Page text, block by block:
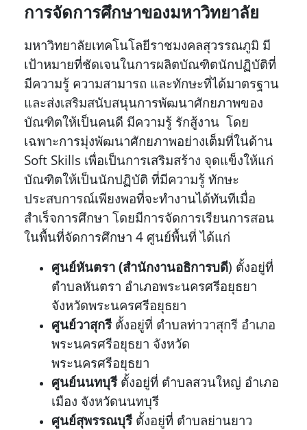
การจัดการศึกษาของมหาวิทยาลัย
มหาวิทยาลัยเทคโนโลยีราชมงคลสุวรรณภูมิ มี
เป้าหมายที่ชัดเจนในการผลิตบัณฑิตนักปฏิบัติที่
มีความรู้ ความสามารถ และทักษะที่ได้มาตรฐาน
และส่งเสริมสนับสนุนการพัฒนาศักยภาพของ
บัณฑิตให้เป็นคนดี มีความรู้ รักสู้งาน โดย
เฉพาะการมุ่งพัฒนาศักยภาพอย่างเต็มที่ในด้าน
Soft Skills เพื่อเป็นการเสริมสร้าง จุดแข็งให้แก่
บัณฑิตให้เป็นนักปฏิบัติ ที่มีความรู้ ทักษะ
ประสบการณ์เพียงพอที่จะทำงานได้ทันทีเมื่อ
สำเร็จการศึกษา โดยมีการจัดการเรียนการสอน
ในพื้นที่จัดการศึกษา 4 ศูนย์พื้นที่ ได้แก่
ศูนย์หันตรา (สำนักงานอธิการบดี) ตั้งอยู่ที่
ตำบลหันตรา อำเภอพระนครศรีอยุธยา
จังหวัดพระนครศรีอยุธยา
ศูนย์วาสุกรีตั้งอยู่ที่ ตำบลท่าวาสุกรี อำเภอ
พระนครศรีอยุธยา จังหวัด
พระนครศรีอยุธยา
ศูนย์นนทบุรีตั้งอยู่ที่ ตำบลสวนใหญ่ อำเภอ
เมือง จังหวัดนนทบุรี
ศูนย์สุพรรณบุรีตั้งอยู่ที่ ตำบลย่านยาว